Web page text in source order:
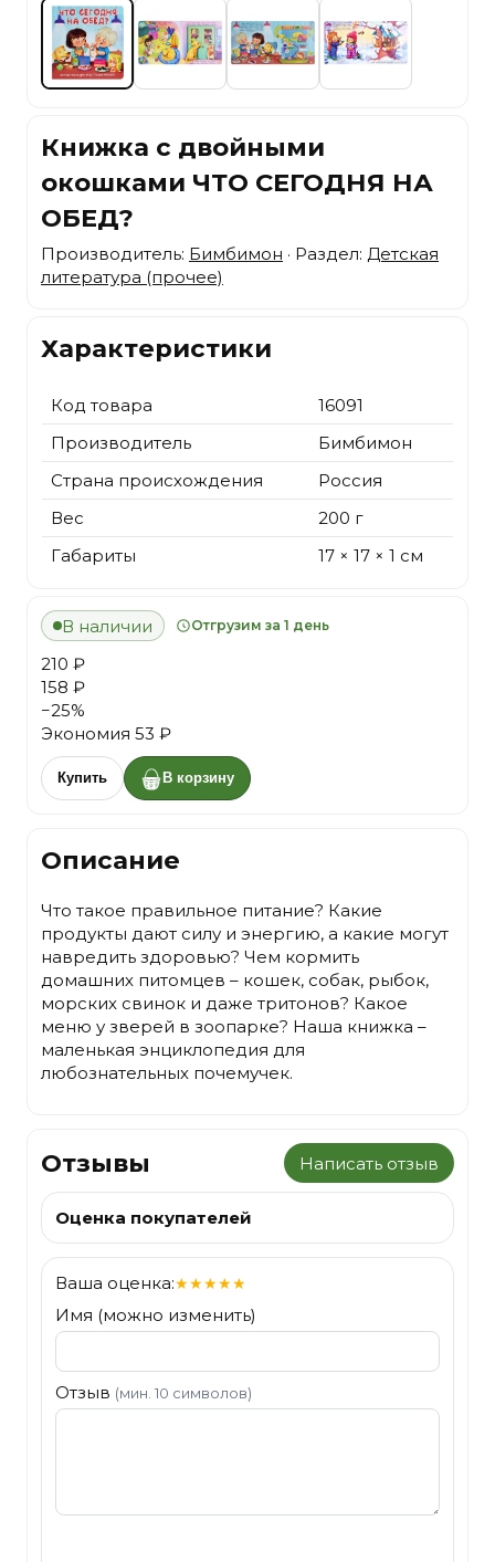
Книжка с двойными
окошками ЧТО СЕГОДНЯ НА
ОБЕД?
Производитель: Бимбимон · Раздел: Детская
литература (прочее)
Характеристики
Код товара
16091
Производитель
Бимбимон
Страна происхождения
Россия
Вес
200 г
Габариты
17 × 17 × 1 см
В наличии Отгрузим за 1 день
210 ₽
158 ₽
−25%
Экономия 53 ₽
Купить В корзину
Описание
Что такое правильное питание? Какие
продукты дают силу и энергию, а какие могут
навредить здоровью? Чем кормить
домашних питомцев – кошек, собак, рыбок,
морских свинок и даже тритонов? Какое
меню у зверей в зоопарке? Наша книжка –
маленькая энциклопедия для
любознательных почемучек.
Отзывы Написать отзыв
Оценка покупателей
Ваша оценка:★★★★★
Имя (можно изменить)
Отзыв (мин. 10 символов)